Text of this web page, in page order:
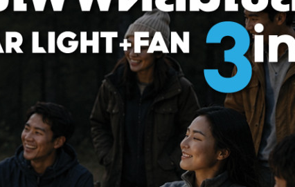
คุณสมบัติผู้สมัครงาน
•เพศชาย อายุ 23 – 35 ปี วุฒิ ม.6
•มีความขยัน อดทน และรับผิดชอบหน้าที่ตามที่ได้รับมอบหมาย
•ตรงต่อเวลา ไม่มาทำงานสาย ไม่ลางานบ่อย และไม่ขาดงาน
•มีมนุษยสัมพันธ์ และอัธยาศัยดี เข้ากับเพื่อนร่วมงานได้
สมัครตำแหน่งนี้